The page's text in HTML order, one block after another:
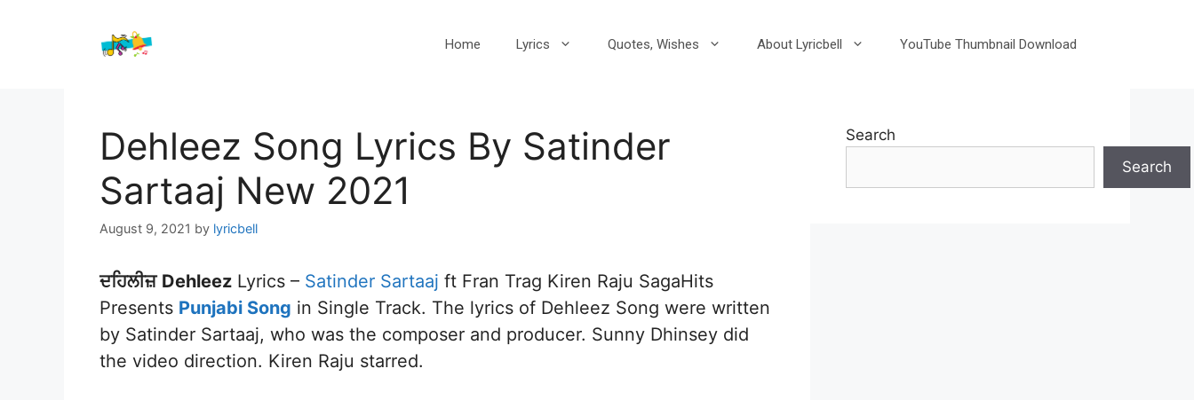
Home Lyrics Quotes, Wishes About Lyricbell YouTube Thumbnail Download
Dehleez Song Lyrics By Satinder
Sartaaj New 2021
August 9, 2021 by lyricbell
ਦਹਿਲੀਜ਼ Dehleez Lyrics – Satinder Sartaaj ft Fran Trag Kiren Raju SagaHits
Presents Punjabi Song in Single Track. The lyrics of Dehleez Song were written
by Satinder Sartaaj, who was the composer and producer. Sunny Dhinsey did
the video direction. Kiren Raju starred.
Search
Search